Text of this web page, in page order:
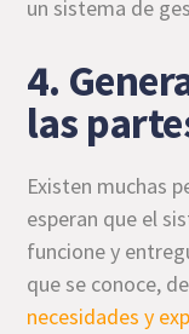
un sistema de
4.
las
Existen muchas
esperan que el
funcione y
que se conoce,
necesidades y